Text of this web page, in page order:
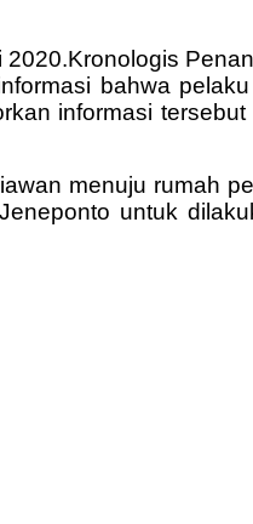
2020.Kronologis
bahwa
informasi
menuju rumah
untuk